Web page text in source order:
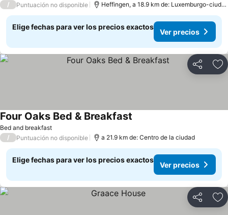
/ Puntuación no disponible Heffingen, a 18.9 km de: Luxemburgo-ciudad
Elige fechas para ver los precios exactos
Ver precios
Compartir
Bed and breakfast
Four Oaks Bed & Breakfast
/ Puntuación no disponible a 21.9 km de: Centro de la ciudad
Elige fechas para ver los precios exactos
Ver precios
Compartir